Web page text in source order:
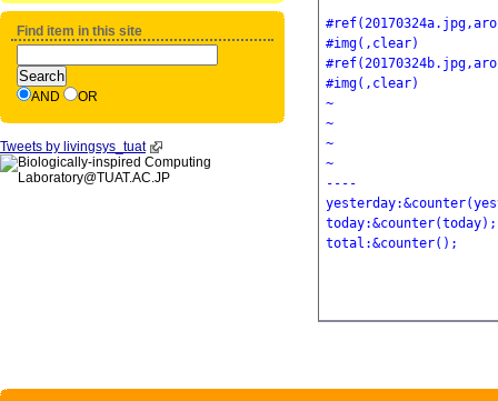
#img(,clear)
#img(,clear)
~
~
~
~
----
today:&counter(today);
total:&counter();
Find item in this site
AND OR
Tweets by livingsys_tuat